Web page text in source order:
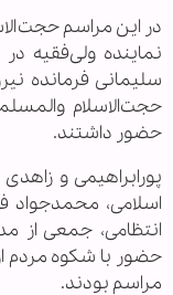
در این مراسم
نماینده ولی‌فقیه
سلیمانی فرمانده
حجت‌الاسلام
حضور داشتند.
پورابراهیمی و
اسلامی، محمدجواد
انتظامی، جمعی از
حضور با شکوه مردم
مراسم بودند.